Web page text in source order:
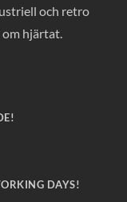
och retro
om hjärtat.
DAYS!